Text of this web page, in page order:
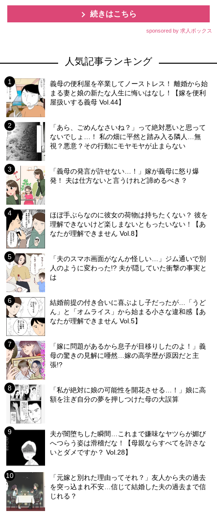
続きはこちら
sponsored by 求人ボックス
人気記事ランキング
義母の便利屋を卒業してノーストレス！ 離婚から始
まる妻と娘の新たな人生に悔いはなし！【嫁を便利
屋扱いする義母 Vol.44】
「あら、ごめんなさいね？」って絶対悪いと思って
ないでしょ…！ 私の畑に平然と踏み入る隣人…無
視？悪意？その行動にモヤモヤが止まらない
「義母の発言が許せない…！」嫁が義母に怒り爆
発！ 夫は仕方ないと言うけれど諦めるべき？
ほぼ手ぶらなのに彼女の荷物は持ちたくない？ 彼を
理解できないけど楽しまないともったいない！【あ
なたが理解できません Vol.8】
「夫のスマホ画面がなんか怪しい…」ジム通いで別
人のように変わった!? 夫が隠していた衝撃の事実と
は
結婚前提の付き合いに喜ぶよし子だったが…「うど
ん」と「オムライス」から始まる小さな違和感【あ
なたが理解できません Vol.5】
「嫁に問題があるから息子が目移りしたのよ！」義
母の驚きの見解に唖然…嫁の高学歴が原因だと主
張!?
「私が絶対に娘の可能性を開花させる…！」娘に高
額を注ぎ自分の夢を押しつけた母の大誤算
夫が闇堕ちした瞬間…これまで嫌味なヤツらが媚び
へつらう姿は滑稽だな！【母親ならすべてを許さな
いとダメですか？ Vol.28】
「元嫁と別れた理由ってそれ？」友人から夫の過去
を突っ込まれ不安…信じて結婚した夫の過去まで信
じれる？